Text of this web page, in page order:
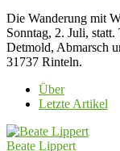
Die Wanderung mit
Sonntag, 2. Juli,
Detmold, Abmarsch
31737 Rinteln.
Über
Letzte Artikel
Beate Lippert